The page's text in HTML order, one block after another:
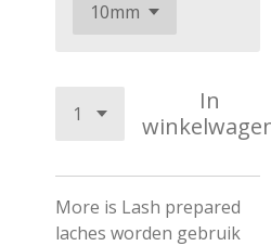
In
More is Lash prepared
laches worden gebruik